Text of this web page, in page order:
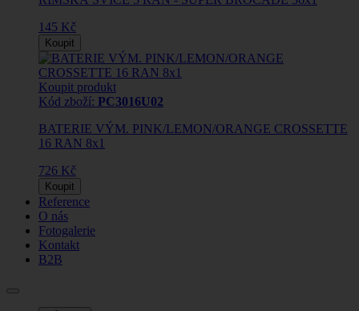
145 Kč
Koupit
Koupit produkt
Kód zboží: PC3016U02
BATERIE VÝM. PINK/LEMON/ORANGE CROSSETTE
16 RAN 8x1
726 Kč
Koupit
Reference
O nás
Fotogalerie
Kontakt
B2B